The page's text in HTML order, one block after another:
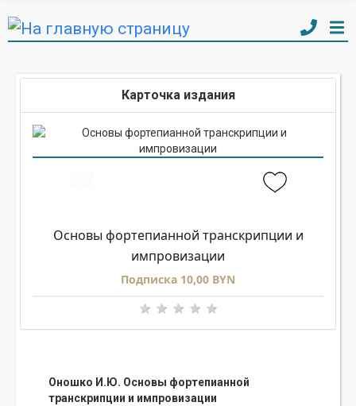
Карточка издания
Основы фортепианной транскрипции и
импровизации
Подписка 10,00 BYN
Оношко И.Ю. Основы фортепианной
транскрипции и импровизации